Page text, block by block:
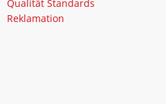
Qualität Standards
Reklamation